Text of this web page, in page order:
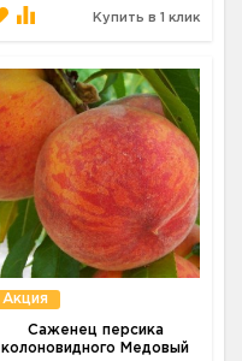
Купить в 1 клик
Акция
Саженец персика
колоновидного Медовый